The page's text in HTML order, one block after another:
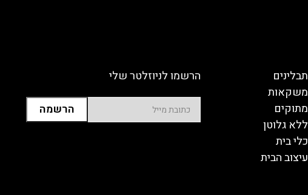
תבלינים
משקאות
מתוקים
ללא גלוטן
כלי בית
עיצוב הבית
הרשמו לניוזלטר שלי